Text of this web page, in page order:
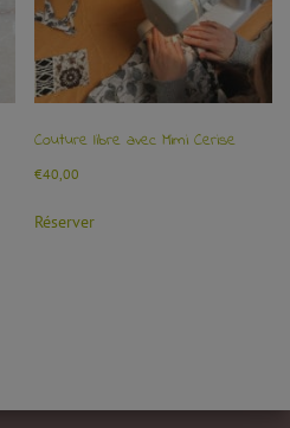
Couture libre avec Mimi Cerise
€40,00
Réserver